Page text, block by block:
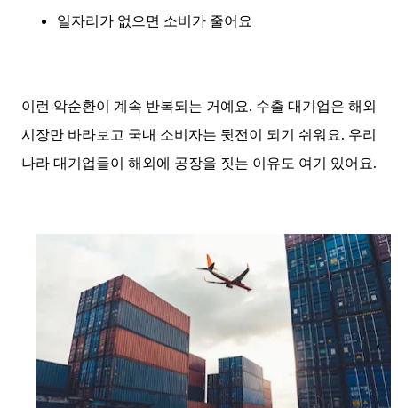
일자리가 없으면 소비가 줄어요
이런 악순환이 계속 반복되는 거예요. 수출 대기업은 해외
시장만 바라보고 국내 소비자는 뒷전이 되기 쉬워요. 우리
나라 대기업들이 해외에 공장을 짓는 이유도 여기 있어요.